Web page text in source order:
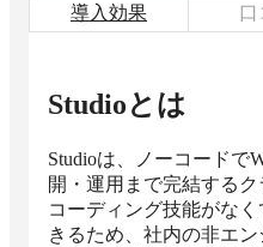
導入効果
口
Studioとは
Studioは、ノーコードで
開・運用まで完結する
コーディング技能がな
きるため、社内の非エ